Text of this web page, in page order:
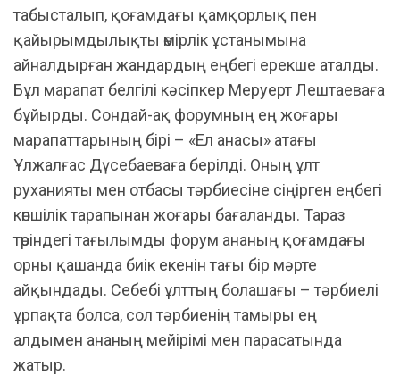
табысталып, қоғамдағы қамқорлық пен
қайырымдылықты өмірлік ұстанымына
айналдырған жандардың еңбегі ерекше аталды.
Бұл марапат белгілі кәсіпкер Меруерт Лештаеваға
бұйырды. Сондай-ақ форумның ең жоғары
марапаттарының бірі – «Ел анасы» атағы
Ұлжалғас Дүсебаеваға берілді. Оның ұлт
руханияты мен отбасы тәрбиесіне сіңірген еңбегі
көпшілік тарапынан жоғары бағаланды. Тараз
төріндегі тағылымды форум ананың қоғамдағы
орны қашанда биік екенін тағы бір мәрте
айқындады. Себебі ұлттың болашағы – тәрбиелі
ұрпақта болса, сол тәрбиенің тамыры ең
алдымен ананың мейірімі мен парасатында
жатыр.